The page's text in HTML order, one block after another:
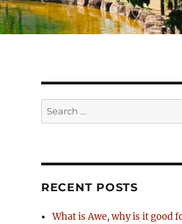
Search
for:
RECENT POSTS
What is Awe, why is it good